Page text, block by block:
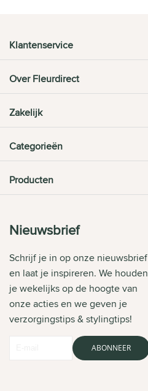
Klantenservice
Over Fleurdirect
Zakelijk
Categorieën
Producten
Nieuwsbrief
Schrijf je in op onze nieuwsbrief
en laat je inspireren. We houden
je wekelijks op de hoogte van
onze acties en we geven je
verzorgingstips & stylingtips!
ABONNEER